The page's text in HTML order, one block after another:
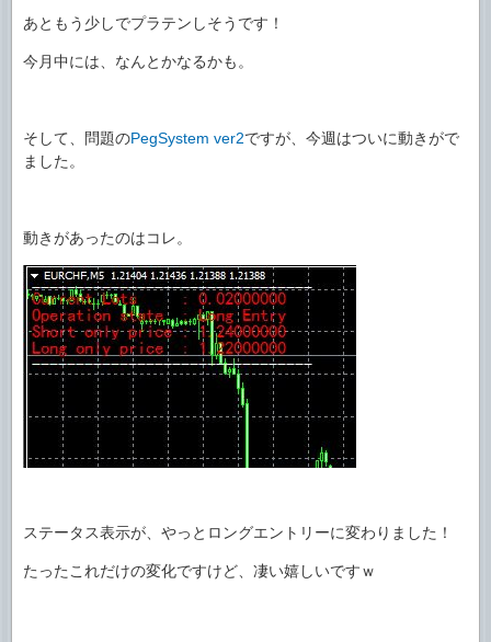
あともう少しでプラテンしそうです！
今月中には、なんとかなるかも。
そして、問題のPegSystem ver2ですが、今週はついに動きがで
ました。
動きがあったのはコレ。
ステータス表示が、やっとロングエントリーに変わりました！
たったこれだけの変化ですけど、凄い嬉しいですｗ